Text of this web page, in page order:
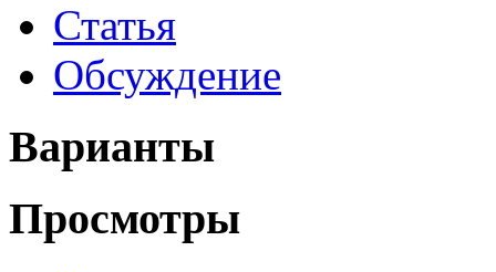
Статья
Обсуждение
Варианты
Просмотры